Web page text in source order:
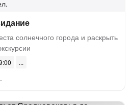
солнечного города и раскрыть